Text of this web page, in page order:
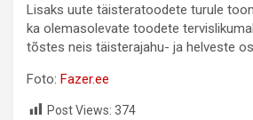
Lisaks uute täisteratoodete turule
ka olemasolevate toodete
tõstes neis täisterajahu- ja helveste
Foto: Fazer.ee
Post Views: 374